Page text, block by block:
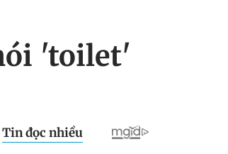
'toilet'